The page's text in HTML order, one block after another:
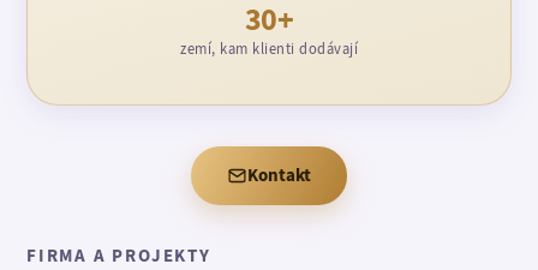
30+
zemí, kam klienti dodávají
Kontakt
FIRMA A PROJEKTY